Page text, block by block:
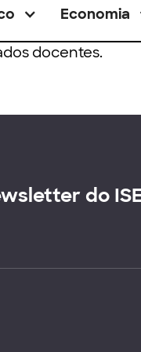
Economia
docentes.
do